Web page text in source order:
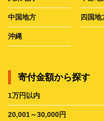
中国地方 四国地
沖縄
寄付金額から探す
1万円以内
20,001～30,000円